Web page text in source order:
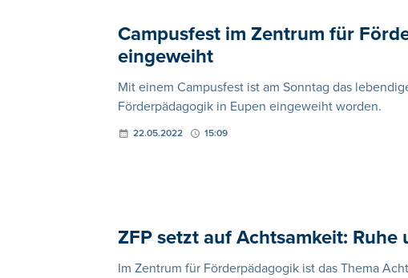
Campusfest im Zentrum für
eingeweiht
Mit einem Campusfest ist am Sonntag das
Förderpädagogik in Eupen eingeweiht worden.
22.05.2022 15:09
ZFP setzt auf Achtsamkeit: Ruhe
Im Zentrum für Förderpädagogik ist das Thema